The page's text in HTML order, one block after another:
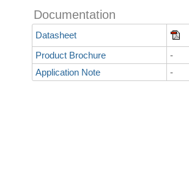
Documentation
Datasheet
Product Brochure
-
Application Note
-